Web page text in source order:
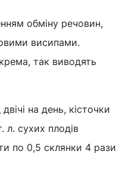
обміну речовин,
висипами.
так виводять
на день, кісточки
сухих плодів
по 0,5 склянки 4 рази